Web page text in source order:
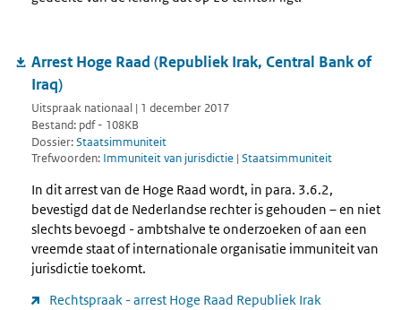
Arrest Hoge Raad (Republiek Irak, Central Bank of
Iraq)
Uitspraak nationaal | 1 december 2017
Bestand: pdf - 108KB
Dossier:Staatsimmuniteit
Trefwoorden: Immuniteit van jurisdictie | Staatsimmuniteit
In dit arrest van de Hoge Raad wordt, in para. 3.6.2,
bevestigd dat de Nederlandse rechter is gehouden – en niet
slechts bevoegd - ambtshalve te onderzoeken of aan een
vreemde staat of internationale organisatie immuniteit van
jurisdictie toekomt.
Rechtspraak - arrest Hoge Raad Republiek Irak